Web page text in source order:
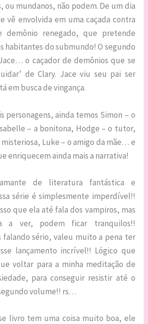
ou mundanos, não podem. De um dia
vê envolvida em uma caçada contra
demônio renegado, que pretende
habitantes do submundo! O segundo
o caçador de demônios que se
de Clary. Jace viu seu pai ser
em busca de vingança.
personagens, ainda temos Simon – o
– a bonitona, Hodge – o tutor,
misteriosa, Luke – o amigo da mãe… e
enriquecem ainda mais a narrativa!
de literatura fantástica e
série é simplesmente imperdível!!
que ela até fala dos vampiros, mas
a ver, podem ficar tranquilos!!
falando sério, valeu muito a pena ter
lançamento incrível!! Lógico que
voltar para a minha meditação de
para conseguir resistir até o
volume!! rs…
livro tem uma coisa muito boa, ele